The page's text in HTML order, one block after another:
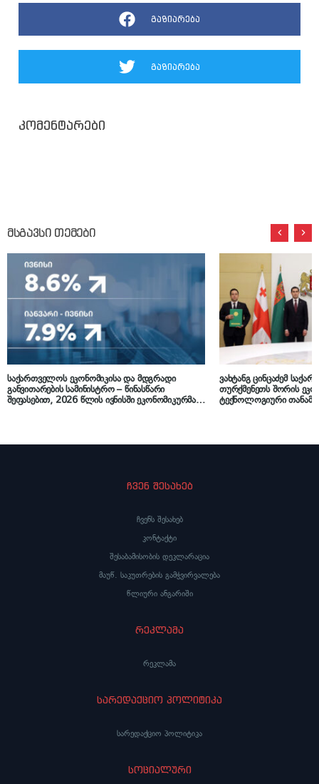
გაზიარება
გაზიარება
კომენტარები
მსგავსი თემები
საქართველოს ეკონომიკისა და მდგრადი
განვითარების სამინისტრო – წინასწარი
შეფასებით, 2026 წლის ივნისში ეკონომიკურმა
ვახტანგ ცინცაძემ
თურქმენეთს შორის
ტექნოლოგიური
ჩვენ შესახებ
ჩვენს შესახებ
კონტაქტი
შესაბამისობის დეკლარაცია
მაუწ. საკუთრების გამჭვირვალება
წლიური ანგარიში
რეკლამა
რეკლამა
სარედაქციო პოლიტიკა
სარედაქციო პოლიტიკა
სოციალური